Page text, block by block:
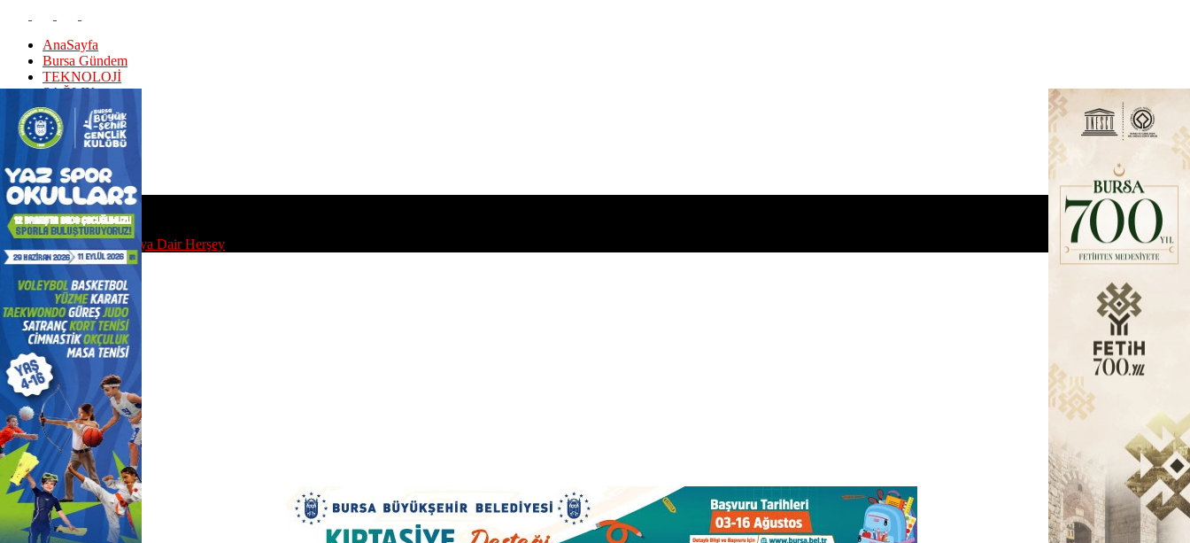
AnaSayfa
Bursa Gündem
TEKNOLOJİ
SAĞLIK
EKONOMİ
Puan Durumu
SPOR
EDİTÖR Y.
KÜNYE
CUMARTESI, AĞUSTOS 8, 2026
Bursa'daMedya | Bursa'ya Dair Herşey
AnaSayfa
Bursa Gündem
TEKNOLOJİ
SAĞLIK
EKONOMİ
Puan Durumu
SPOR
EDİTÖR Y.
KÜNYE